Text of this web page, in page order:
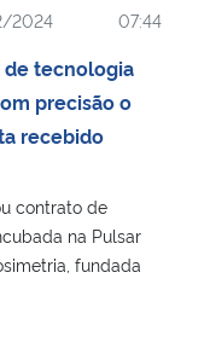
2024 07:44
de tecnologia
precisão o
recebido
contrato de
na Pulsar
fundada